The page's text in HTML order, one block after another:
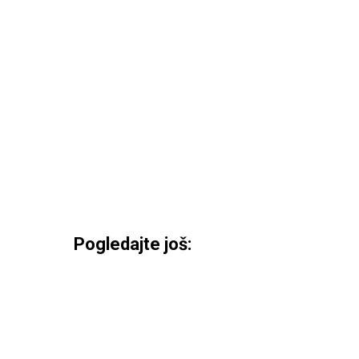
Pogledajte još: